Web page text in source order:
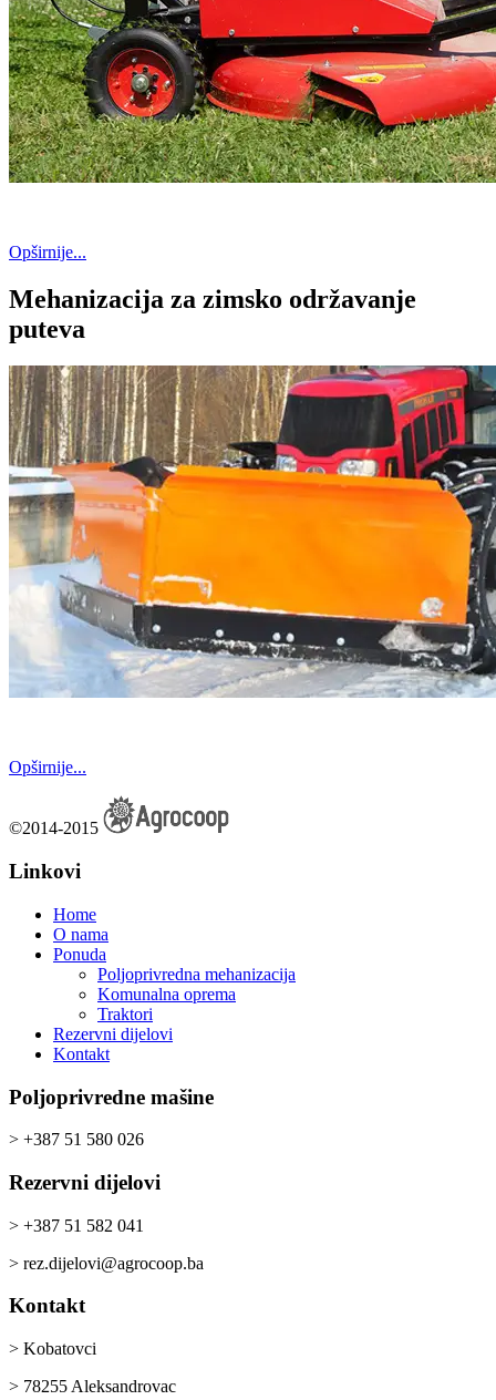
Opširnije...
Mehanizacija za zimsko održavanje
puteva
Opširnije...
©2014-2015
Linkovi
Home
O nama
Ponuda
Poljoprivredna mehanizacija
Komunalna oprema
Traktori
Rezervni dijelovi
Kontakt
Poljoprivredne mašine
> +387 51 580 026
Rezervni dijelovi
> +387 51 582 041
> rez.dijelovi@agrocoop.ba
Kontakt
> Kobatovci
> 78255 Aleksandrovac